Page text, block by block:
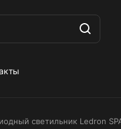
светильник Ledron